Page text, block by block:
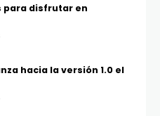
para disfrutar en
hacia la versión 1.0 el